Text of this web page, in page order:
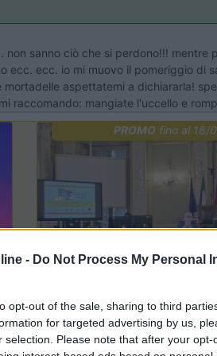
- Do Not Process My Personal
opt-out of the sale, sharing to third
for targeted advertising by us,
selection. Please note that after your
sanno ciò che si perdono!!!
ecc. ecc. io mi muovo il pomeriggio
aspettatemi a dichiararla!
raccomando: mangiate l'uccello e
PROMOfino al 18/
Lombardia
Area Sosta Camper Orobie